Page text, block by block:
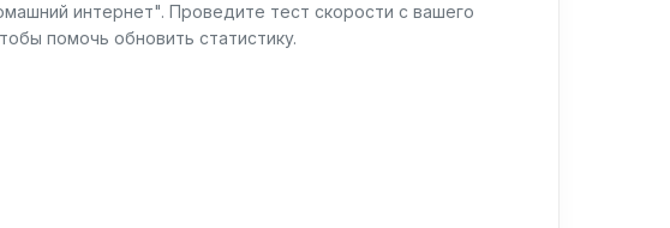
интернет". Проведите тест скорости с вашего
помочь обновить статистику.